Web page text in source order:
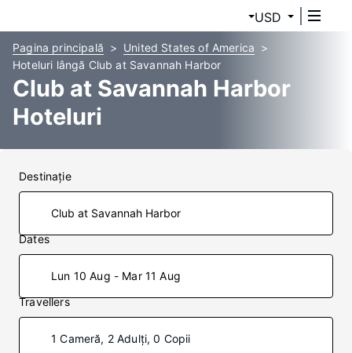
USD
Pagina principală
United States of America
Hoteluri lângă Club at Savannah Harbor
Club at Savannah Harbor
Hoteluri
Destinaţie
Dates
Lun 10 Aug - Mar 11 Aug
Travellers
1 Cameră, 2 Adulți, 0 Copii